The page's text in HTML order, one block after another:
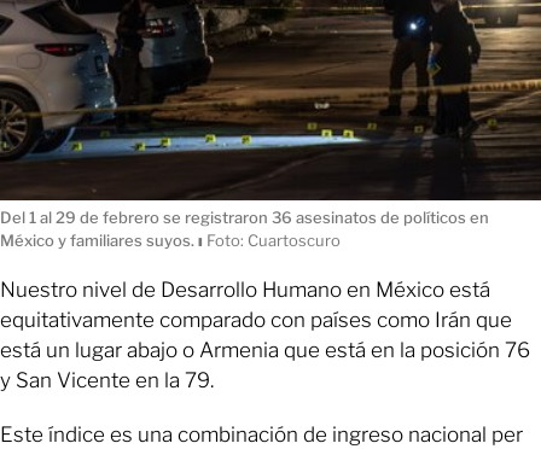
Del 1 al 29 de febrero se registraron 36 asesinatos de políticos en
México y familiares suyos. ı Foto: Cuartoscuro
Nuestro nivel de Desarrollo Humano en México está
equitativamente comparado con países como Irán que
está un lugar abajo o Armenia que está en la posición 76
y San Vicente en la 79.
Este índice es una combinación de ingreso nacional per